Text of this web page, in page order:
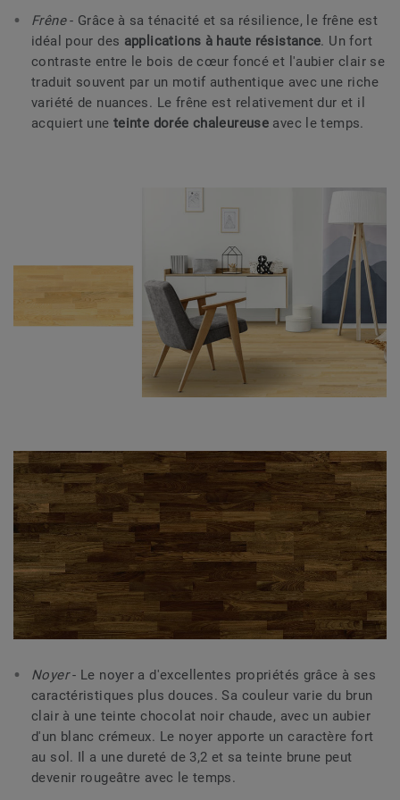
Frêne- Grâce à sa ténacité et sa résilience, le frêne est
idéal pour des applications à haute résistance. Un fort
contraste entre le bois de cœur foncé et l'aubier clair se
traduit souvent par un motif authentique avec une riche
variété de nuances. Le frêne est relativement dur et il
acquiert une teinte dorée chaleureuse avec le temps.
Noyer- Le noyer a d'excellentes propriétés grâce à ses
caractéristiques plus douces. Sa couleur varie du brun
clair à une teinte chocolat noir chaude, avec un aubier
d'un blanc crémeux. Le noyer apporte un caractère fort
au sol. Il a une dureté de 3,2 et sa teinte brune peut
devenir rougeâtre avec le temps.